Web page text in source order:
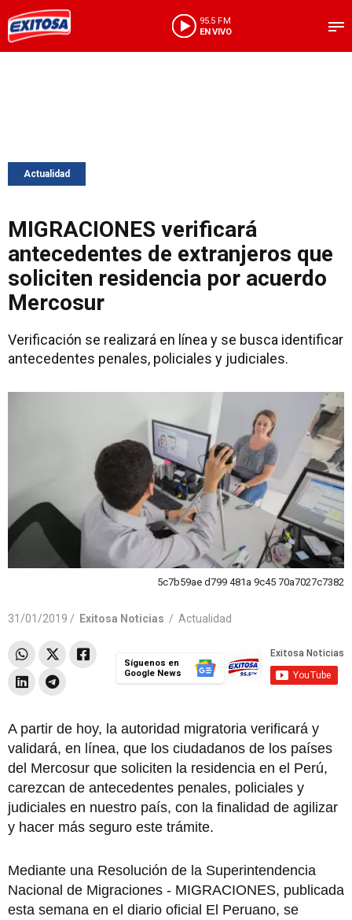
95.5 FM
EN VIVO
Actualidad
MIGRACIONES verificará
antecedentes de extranjeros que
soliciten residencia por acuerdo
Mercosur
Verificación se realizará en línea y se busca identificar
antecedentes penales, policiales y judiciales.
5c7b59ae d799 481a 9c45 70a7027c7382
31/01/2019 / Exitosa Noticias / Actualidad
Síguenos en
Google News
A partir de hoy, la autoridad migratoria verificará y
validará, en línea, que los ciudadanos de los países
del Mercosur que soliciten la residencia en el Perú,
carezcan de antecedentes penales, policiales y
judiciales en nuestro país, con la finalidad de agilizar
y hacer más seguro este trámite.
Mediante una Resolución de la Superintendencia
Nacional de Migraciones - MIGRACIONES, publicada
esta semana en el diario oficial El Peruano, se